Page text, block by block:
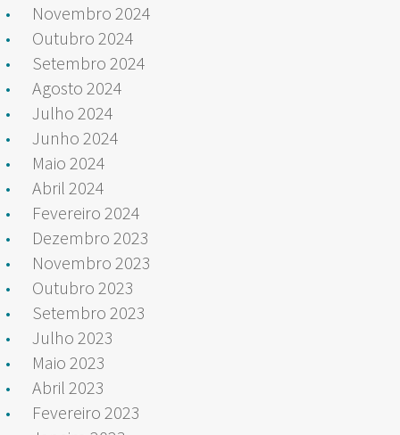
Novembro 2024
Outubro 2024
Setembro 2024
Agosto 2024
Julho 2024
Junho 2024
Maio 2024
Abril 2024
Fevereiro 2024
Dezembro 2023
Novembro 2023
Outubro 2023
Setembro 2023
Julho 2023
Maio 2023
Abril 2023
Fevereiro 2023